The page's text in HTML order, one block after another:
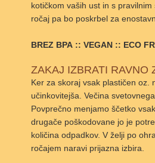
kotičkom vaših ust in s
ročaj pa bo poskrbel za
BREZ BPA :: VEGAN :: ECO
ZAKAJ IZBRATI RAVNO
Ker za skoraj vsak plastičen oz.
učinkovitejša. Večina
Povprečno menjamo ščetko
drugače poškodovane jo je
količina odpadkov. V želji po
ročajem naravi prijazna izbira.